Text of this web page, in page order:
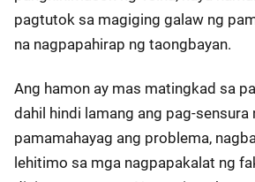
pagtutok sa magiging galaw ng
na nagpapahirap ng taongbayan.
Ang hamon ay mas matingkad sa
dahil hindi lamang ang pag-sensura
pamamahayag ang problema,
lehitimo sa mga nagpapakalat ng